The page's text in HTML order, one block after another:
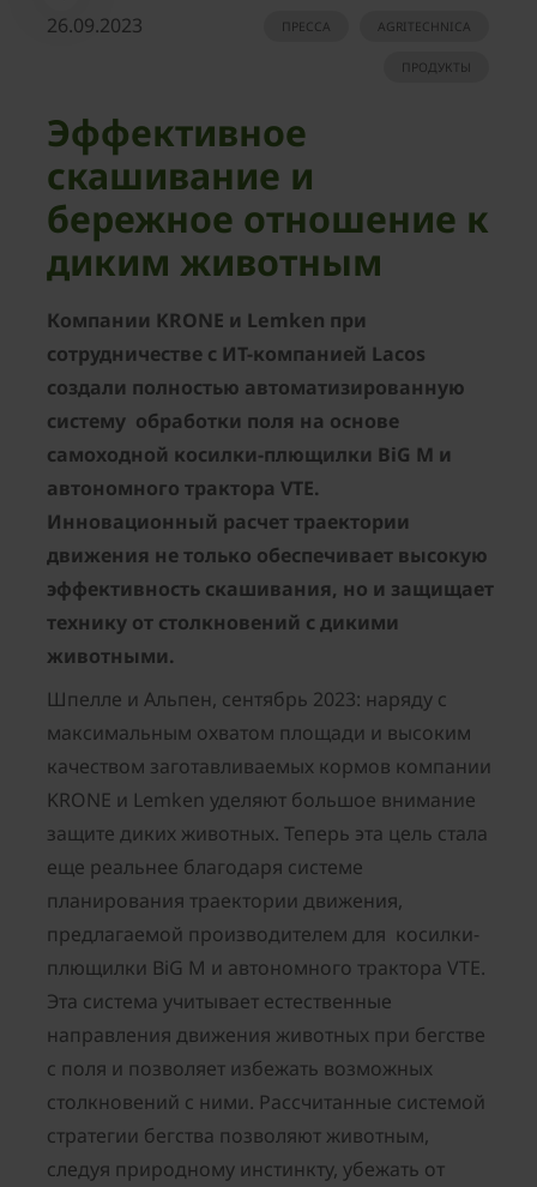
26.09.2023 AGRITECHNICA
ПРЕССА
ПРОДУКТЫ
Эффективное
скашивание и
бережное отношение к
диким животным
Компании KRONE и Lemken при
сотрудничестве с ИТ-компанией Lacos
создали полностью автоматизированную
систему обработки поля на основе
самоходной косилки-плющилки BiG M и
автономного трактора VTE.
Инновационный расчет траектории
движения не только обеспечивает высокую
эффективность скашивания, но и защищает
технику от столкновений с дикими
животными.
Шпелле и Альпен, сентябрь 2023: наряду с
максимальным охватом площади и высоким
качеством заготавливаемых кормов компании
KRONE и Lemken уделяют большое внимание
защите диких животных. Теперь эта цель стала
еще реальнее благодаря системе
планирования траектории движения,
предлагаемой производителем для косилки-
плющилки BiG M и автономного трактора VTE.
Эта система учитывает естественные
направления движения животных при бегстве
с поля и позволяет избежать возможных
столкновений с ними. Рассчитанные системой
стратегии бегства позволяют животным,
следуя природному инстинкту, убежать от